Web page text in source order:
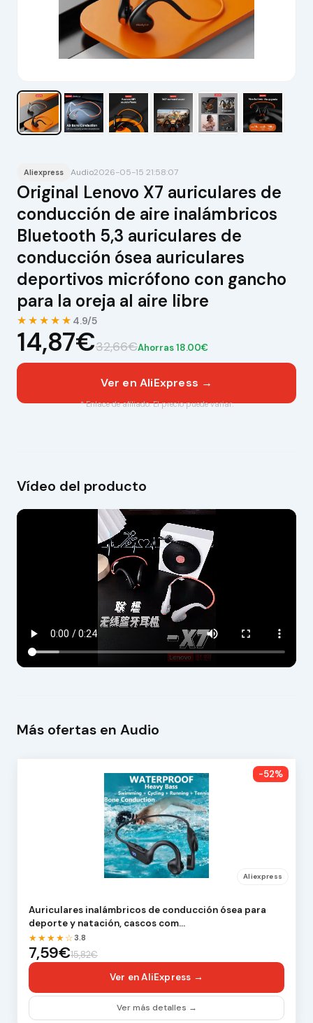
Aliexpress Audio2026-05-15 21:58:07
Original Lenovo X7 auriculares de
conducción de aire inalámbricos
Bluetooth 5,3 auriculares de
conducción ósea auriculares
deportivos micrófono con gancho
para la oreja al aire libre
★★★★★ 4.9/5
14,87€32,66€Ahorras 18.00€
Ver en AliExpress →
* Enlace de afiliado. El precio puede variar.
Vídeo del producto
Más ofertas en Audio
-52%
Aliexpress
Auriculares inalámbricos de conducción ósea para
deporte y natación, cascos com…
★★★★☆3.8
7,59€15,82€
Ver en AliExpress →
Ver más detalles →